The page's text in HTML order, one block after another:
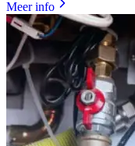
Meer info